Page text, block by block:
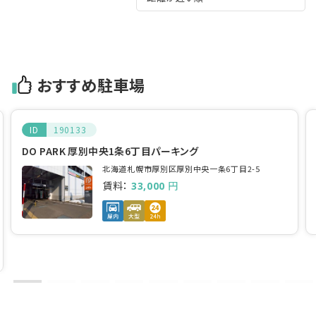
おすすめ駐車場
ID 190133
DO PARK 厚別中央1条6丁目パーキング
北海道札幌市厚別区厚別中央一条6丁目2-5
賃料： 33,000 円